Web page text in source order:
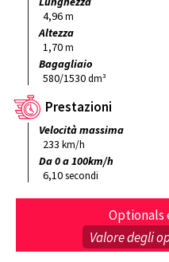
4,96m
Altezza
1,70m
Bagagliaio
580/1530dm³
Prestazioni
Velocità massima
233 km/h
Da 0 a 100km/h
6,10secondi
Optionals
Valore degli